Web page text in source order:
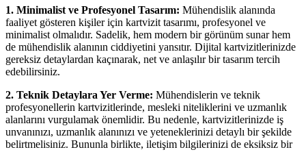
1. Minimalist ve Profesyonel Tasarım: Mühendislik alanında
faaliyet gösteren kişiler için kartvizit tasarımı, profesyonel ve
minimalist olmalıdır. Sadelik, hem modern bir görünüm sunar hem
de mühendislik alanının ciddiyetini yansıtır. Dijital kartvizitlerinizde
gereksiz detaylardan kaçınarak, net ve anlaşılır bir tasarım tercih
edebilirsiniz.
2. Teknik Detaylara Yer Verme: Mühendislerin ve teknik
profesyonellerin kartvizitlerinde, mesleki niteliklerini ve uzmanlık
alanlarını vurgulamak önemlidir. Bu nedenle, kartvizitlerinizde iş
unvanınızı, uzmanlık alanınızı ve yeteneklerinizi detaylı bir şekilde
belirtmelisiniz. Bununla birlikte, iletişim bilgilerinizi de eksiksiz bir